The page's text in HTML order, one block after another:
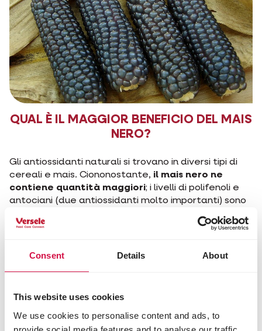
Consent Details About
This website uses cookies
We use cookies to personalise content and ads, to
QUAL È IL MAGGIOR BENEFICIO DEL MAIS
NERO?
Gli antiossidanti naturali si trovano in diversi tipi di
cereali e mais. Ciononostante, il mais nero ne
contiene quantità maggiori; i livelli di polifenoli e
antociani (due antiossidanti molto importanti) sono
risultano più protetti, e le cellule muscolari meno
resistenza, che gli consente di volare più a lungo.
MAIS NERO PER LA SALUTE DEI
COLOMBI?